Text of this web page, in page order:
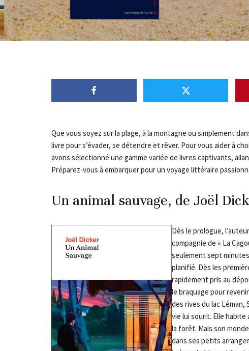
Que vous soyez sur la plage, à la montagne ou simplement
livre pour s’évader, se détendre et rêver. Pour vous aider à
avons sélectionné une gamme variée de livres captivants,
Préparez-vous à embarquer pour un voyage littéraire
Un animal sauvage, de Joël
Dès le prologue,
compagnie de « La
seulement sept
planifié. Dès les
rapidement pris au
le braquage pour
des rives du lac Léman,
vie lui sourit. Elle habite
la forêt. Mais son
dans ses petits